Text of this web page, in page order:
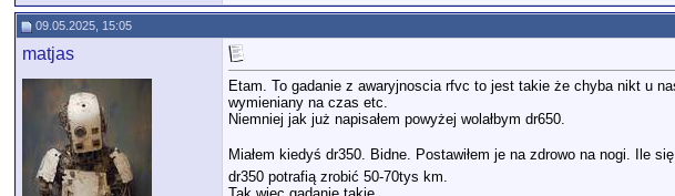
09.05.2025, 15:05
matjas
Etam. To gadanie z awaryjnoscia rfvc to jest takie że chyba nikt u
wymieniany na czas etc.
Niemniej jak już napisałem powyżej wolałbym dr650.
Miałem kiedyś dr350. Bidne. Postawiłem je na zdrowo na nogi. Ile
dr350 potrafią zrobić 50-70tys km.